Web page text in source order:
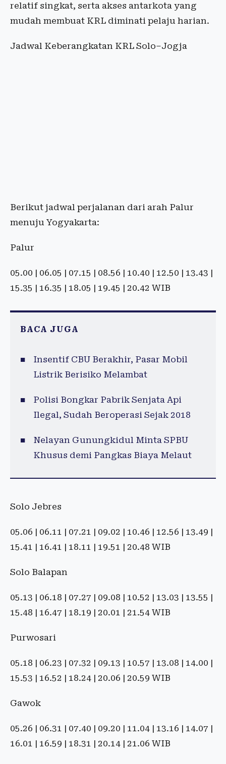
relatif singkat, serta akses antarkota yang
mudah membuat KRL diminati pelaju harian.
Jadwal Keberangkatan KRL Solo–Jogja
Berikut jadwal perjalanan dari arah Palur
menuju Yogyakarta:
Palur
05.00 | 06.05 | 07.15 | 08.56 | 10.40 | 12.50 | 13.43 |
15.35 | 16.35 | 18.05 | 19.45 | 20.42 WIB
BACA JUGA
Insentif CBU Berakhir, Pasar Mobil
Listrik Berisiko Melambat
Polisi Bongkar Pabrik Senjata Api
Ilegal, Sudah Beroperasi Sejak 2018
Nelayan Gunungkidul Minta SPBU
Khusus demi Pangkas Biaya Melaut
Solo Jebres
05.06 | 06.11 | 07.21 | 09.02 | 10.46 | 12.56 | 13.49 |
15.41 | 16.41 | 18.11 | 19.51 | 20.48 WIB
Solo Balapan
05.13 | 06.18 | 07.27 | 09.08 | 10.52 | 13.03 | 13.55 |
15.48 | 16.47 | 18.19 | 20.01 | 21.54 WIB
Purwosari
05.18 | 06.23 | 07.32 | 09.13 | 10.57 | 13.08 | 14.00 |
15.53 | 16.52 | 18.24 | 20.06 | 20.59 WIB
Gawok
05.26 | 06.31 | 07.40 | 09.20 | 11.04 | 13.16 | 14.07 |
16.01 | 16.59 | 18.31 | 20.14 | 21.06 WIB